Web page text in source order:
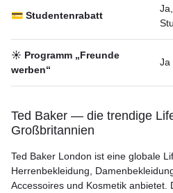
💳 Studentenrabatt
☀️ Programm „Freunde
werben“
Ja
Ted Baker — die trendige
Großbritannien
Ted Baker London ist eine globale
Herrenbekleidung,
Accessoires und Kosmetik anbietet.